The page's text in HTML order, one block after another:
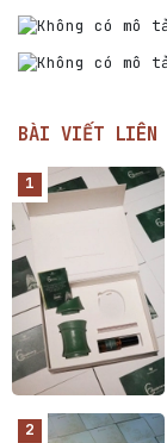
BÀI VIẾT LIÊN